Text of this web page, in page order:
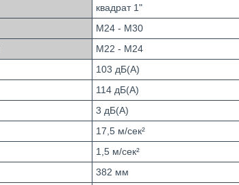
квадрат 1"
M24 - M30
M22 - M24
103 дБ(А)
114 дБ(А)
3 дБ(А)
17,5 м/сек²
1,5 м/сек²
382 мм